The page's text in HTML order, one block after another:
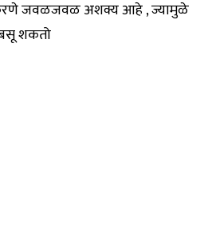
करणे जवळजवळ अशक्य आहे , ज्यामुळे
शकतो